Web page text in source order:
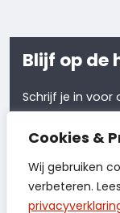
Cookies &
Wij gebruiken
verbeteren.
Blijf op de
Schrijf je in voor
hoogte van al
Meld je aan